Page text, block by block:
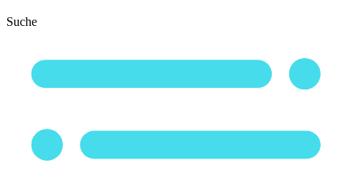
Suche